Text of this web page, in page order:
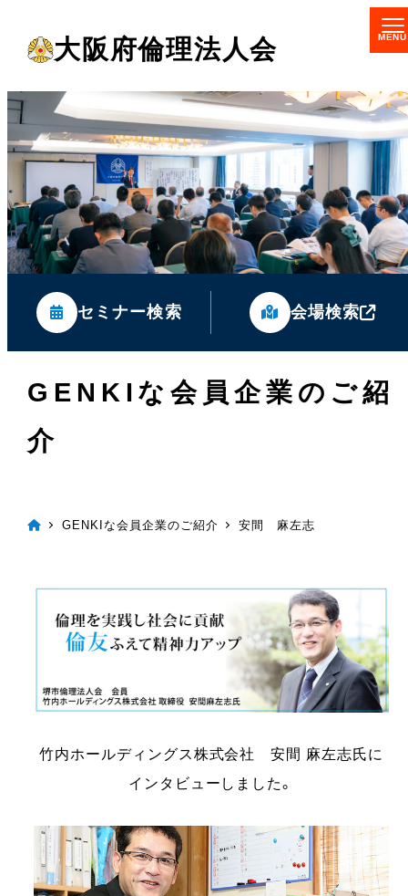
コ
ン
テ
ン
ツ
へ
大阪府倫理法人会
セミナー検索 会場検索
GENKIな会員企業のご紹
介
GENKIな会員企業のご紹介 安間 麻左志
竹内ホールディングス株式会社 安間 麻左志氏に
インタビューしました。